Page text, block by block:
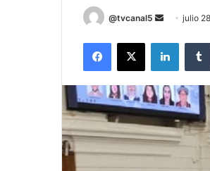
@tvcanal5
Send
email
julio
Facebook
X